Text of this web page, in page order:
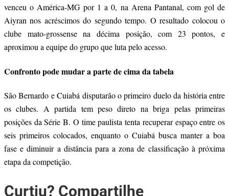
venceu o América-MG por 1 a 0, na Arena Pantanal, com gol de
Aiyran nos acréscimos do segundo tempo. O resultado colocou o
clube mato-grossense na décima posição, com 23 pontos, e
aproximou a equipe do grupo que luta pelo acesso.
Confronto pode mudar a parte de cima da tabela
São Bernardo e Cuiabá disputarão o primeiro duelo da história entre
os clubes. A partida tem peso direto na briga pelas primeiras
posições da Série B. O time paulista tenta recuperar espaço entre os
seis primeiros colocados, enquanto o Cuiabá busca manter a boa
fase e diminuir a distância para a zona de classificação à próxima
etapa da competição.
Curtiu? Compartilhe